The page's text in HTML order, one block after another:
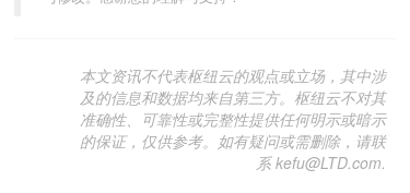
本文资讯不代表枢纽云的观点或立场，其中涉
及的信息和数据均来自第三方。枢纽云不对其
准确性、可靠性或完整性提供任何明示或暗示
的保证，仅供参考。如有疑问或需删除，请联
系 kefu@LTD.com.